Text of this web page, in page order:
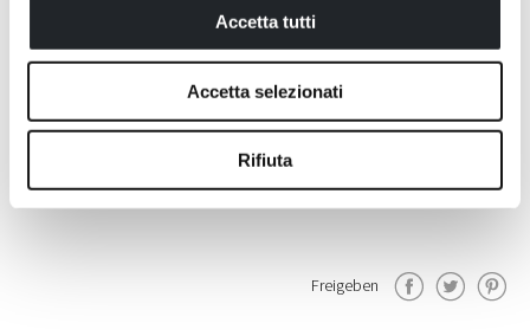
Accetta tutti
Accetta selezionati
Rifiuta
Die Perfekte
Ergänzung Für Alle
Unsere Badprodukte
Freigeben